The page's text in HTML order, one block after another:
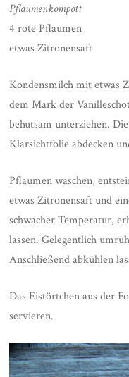
Pflaumenkompott
4 rote Pflaumen
etwas Zitronensaft
Kondensmilch mit etwas
dem Mark der
behutsam unterziehen.
Klarsichtfolie abdecken
Pflaumen waschen,
etwas Zitronensaft und
schwacher Temperatur,
lassen. Gelegentlich
Anschließend abkühlen
Das Eistörtchen aus der
servieren.